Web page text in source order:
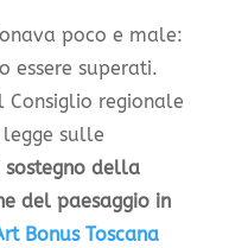
poco e male:
essere superati.
Consiglio regionale
sulle
della
del paesaggio in
Bonus Toscana